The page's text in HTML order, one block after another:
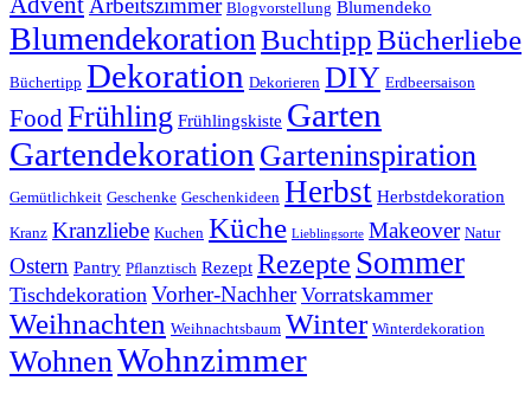
Arbeitszimmer Blogvorstellung Blumendeko
Blumendekoration BuchtippBücherliebe
Büchertipp Dekoration Dekorieren DIY Erdbeersaison
FoodFrühling Frühlingskiste Garten
Gartendekoration Garteninspiration
Gemütlichkeit Geschenke Geschenkideen Herbst Herbstdekoration
Kranz Kranzliebe Kuchen Küche Lieblingsorte Makeover Natur
Ostern Pantry Pflanztisch Rezept Rezepte Sommer
Tischdekoration Vorher-Nachher Vorratskammer
Weihnachten Weihnachtsbaum Winter Winterdekoration
WohnenWohnzimmer